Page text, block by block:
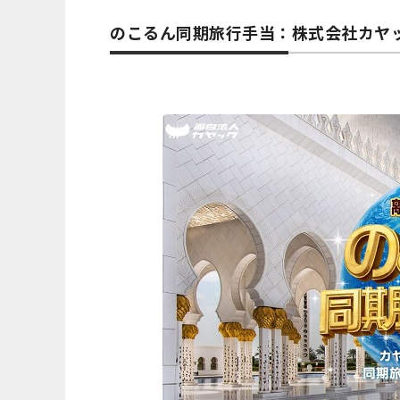
のこるん同期旅行手当：株式会社カヤ